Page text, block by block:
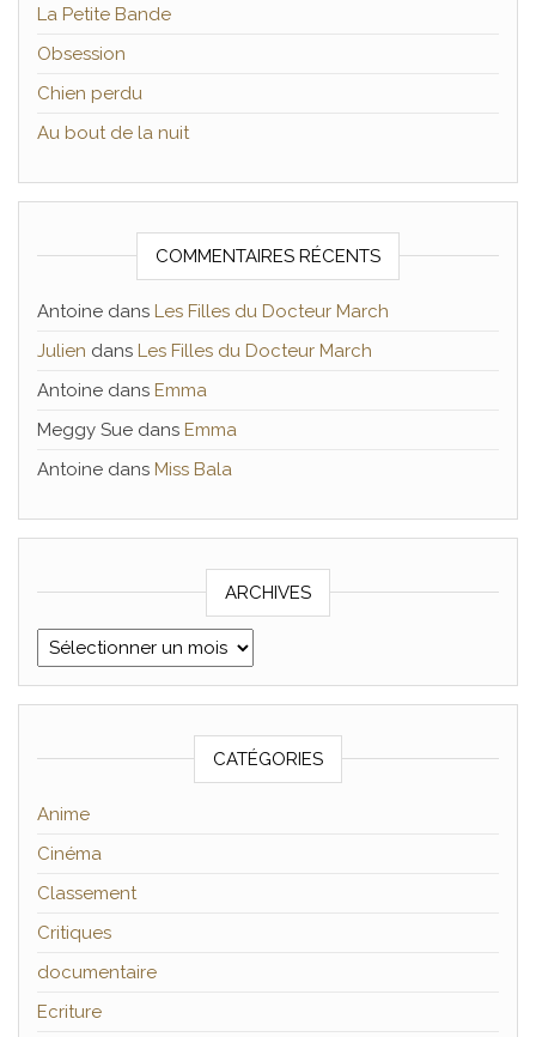
La Petite Bande
Obsession
Chien perdu
Au bout de la nuit
COMMENTAIRES RÉCENTS
Antoine dans Les Filles du Docteur March
Julien dans Les Filles du Docteur March
Antoine dans Emma
Meggy Sue dans Emma
Antoine dans Miss Bala
ARCHIVES
Archives
CATÉGORIES
Anime
Cinéma
Classement
Critiques
documentaire
Ecriture